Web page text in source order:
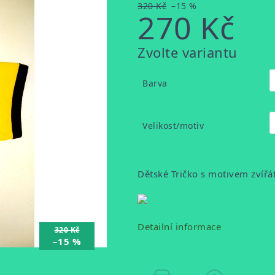
320 Kč
–15 %
320 Kč –15 %
270 Kč
Měrná
Zvolte variantu
Barva
Velikost/motiv
Dětské Tričko s motivem
Detailní informace